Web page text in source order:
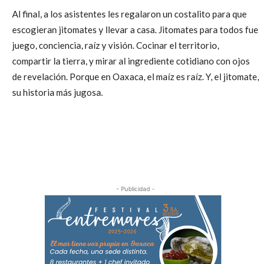
Al final, a los asistentes les regalaron un costalito para que
escogieran jitomates y llevar a casa. Jitomates para todos fue
juego, conciencia, raíz y visión. Cocinar el territorio,
compartir la tierra, y mirar al ingrediente cotidiano con ojos
de revelación. Porque en Oaxaca, el maíz es raíz. Y, el jitomate,
su historia más jugosa.
- Publicidad -